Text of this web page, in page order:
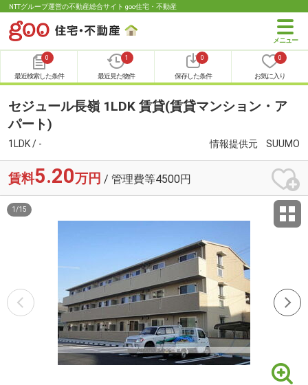
NTTグループ運営の不動産総合サイト goo住宅・不動産
0
最近検索した条件
1
最近見た物件
0
保存した条件
0
お気に入り
セジュール長嶺 1LDK 賃貸(賃貸マンション・ア
パート)
1LDK / - 情報提供元 SUUMO
賃料5.20万円 / 管理費等4500円
1 /15